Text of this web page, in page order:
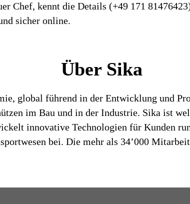
Chef, kennt die Details (+49 171
sicher online.
Über Sika
global führend in der Entwicklung und
im Bau und in der Industrie. Sika ist
innovative Technologien für Kunden
bei. Die mehr als 34’000